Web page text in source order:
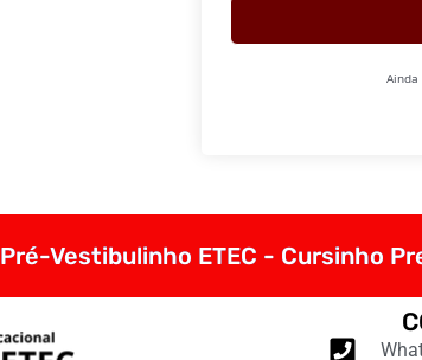
Ainda
Pré-Vestibulinho ETEC - Cursinho